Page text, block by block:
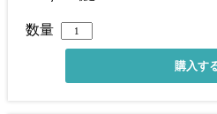
数量